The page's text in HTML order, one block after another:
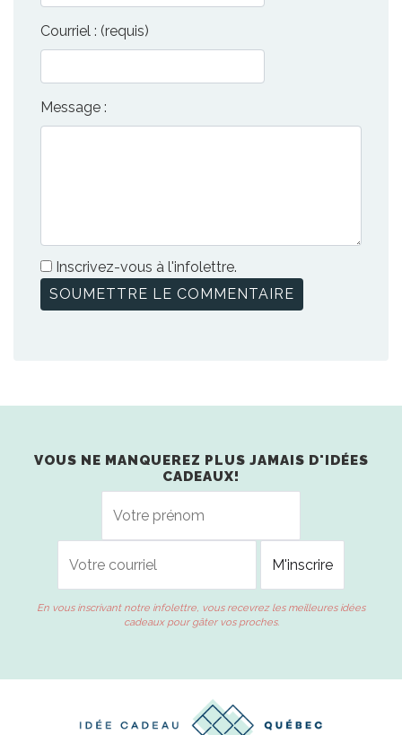
Courriel : (requis)
Message :
Inscrivez-vous à l'infolettre.
VOUS NE MANQUEREZ PLUS JAMAIS D'IDÉES
CADEAUX!
En vous inscrivant notre infolettre, vous recevrez les meilleures idées
cadeaux pour gâter vos proches.